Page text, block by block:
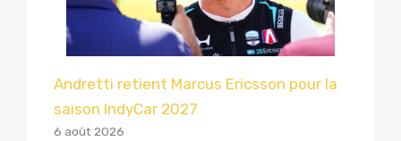
Andretti retient Marcus Ericsson pour la
saison IndyCar 2027
6 août 2026